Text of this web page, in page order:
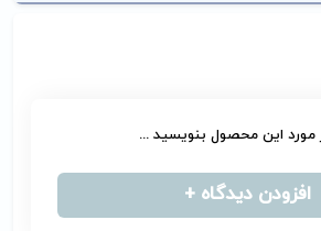
مورد این محصول بنویسید ...
افزودن دیدگاه +